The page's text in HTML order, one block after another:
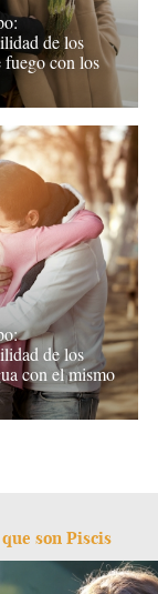
de los
fuego con los
de los
con el mismo
son Piscis